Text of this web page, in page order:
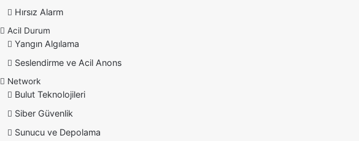
Hırsız Alarm
Acil Durum
Yangın Algılama
Seslendirme ve Acil Anons
Network
Bulut Teknolojileri
Siber Güvenlik
Sunucu ve Depolama